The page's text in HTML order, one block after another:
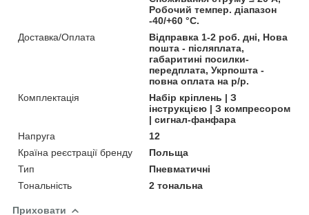
Робочий темпер. діапазон
-40/+60 °С.
Доставка/Оплата
Відправка 1-2 роб. дні, Нова
пошта - післяплата,
габаритині посилки-
передплата, Укрпошта -
повна оплата на р/р.
Комплектація
Набір кріплень | З
інструкцією | З компресором
| сигнал-фанфара
Напруга
12
Країна реєстрації бренду
Польща
Тип
Пневматичні
Тональність
2 тональна
Приховати